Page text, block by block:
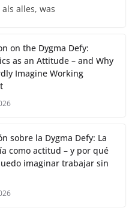
alles, was
on the Dygma Defy:
as an Attitude – and Why
Imagine Working
sobre la Dygma Defy: La
como actitud – y por qué
imaginar trabajar sin